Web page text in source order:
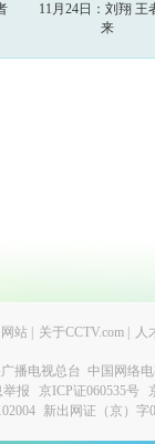
11月24日：刘翔 王
来
站 关于CCTV.com 人
播电视总台 中国网络
报
京ICP证060535号
新出网证（京）